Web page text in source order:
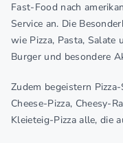
Fast-Food nach
Service an. Die
wie Pizza, Pasta, Salate
Burger und besondere
Zudem begeistern
Cheese-Pizza, Cheesy-
Kleieteig-Pizza alle, die